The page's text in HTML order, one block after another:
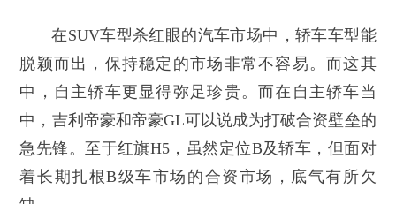
在SUV车型杀红眼的汽车市场中，轿车车型能
脱颖而出，保持稳定的市场非常不容易。而这其
中，自主轿车更显得弥足珍贵。而在自主轿车当
中，吉利帝豪和帝豪GL可以说成为打破合资壁垒的
急先锋。至于红旗H5，虽然定位B及轿车，但面对
着长期扎根B级车市场的合资市场，底气有所欠